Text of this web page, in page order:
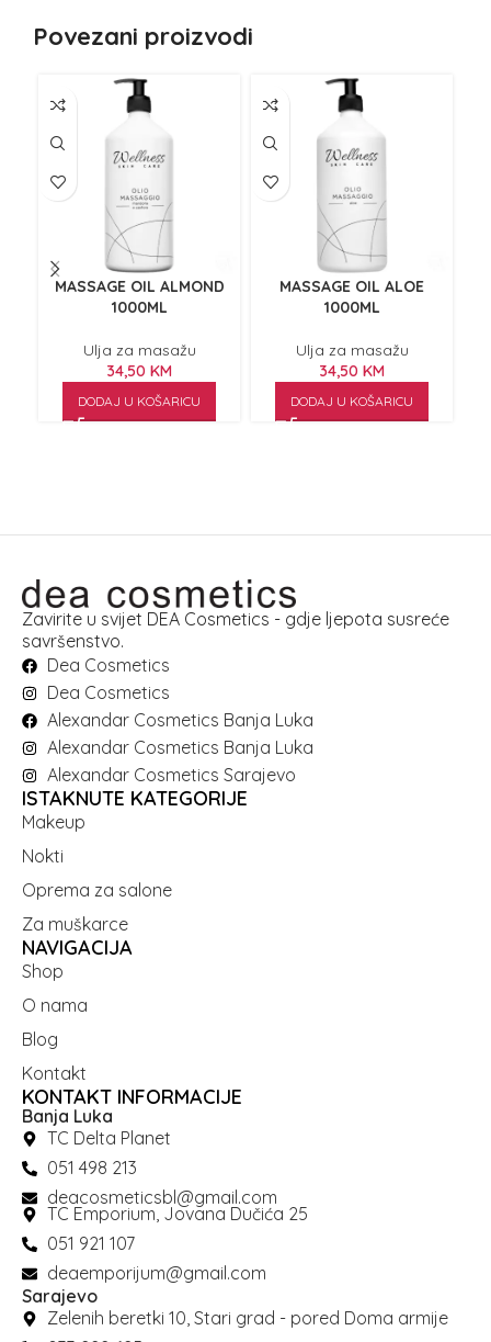
Povezani proizvodi
MASSAGE OIL ALMOND
1000ML
Ulja za masažu
34,50 KM
DODAJ U KOŠARICU
MASSAGE OIL ALOE
1000ML
Ulja za masažu
34,50 KM
DODAJ U KOŠARICU
Zavirite u svijet DEA Cosmetics - gdje ljepota susreće
savršenstvo.
Dea Cosmetics
Dea Cosmetics
Alexandar Cosmetics Banja Luka
Alexandar Cosmetics Banja Luka
Alexandar Cosmetics Sarajevo
ISTAKNUTE KATEGORIJE
Makeup
Nokti
Oprema za salone
Za muškarce
NAVIGACIJA
Shop
O nama
Blog
Kontakt
KONTAKT INFORMACIJE
Banja Luka
TC Delta Planet
051 498 213
deacosmeticsbl@gmail.com
TC Emporium, Jovana Dučića 25
051 921 107
deaemporijum@gmail.com
Sarajevo
Zelenih beretki 10, Stari grad - pored Doma armije